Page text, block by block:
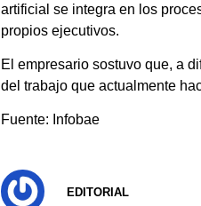
artificial se integra en los
propios ejecutivos.
El empresario sostuvo que, a
del trabajo que actualmente
Fuente: Infobae
EDITORIAL